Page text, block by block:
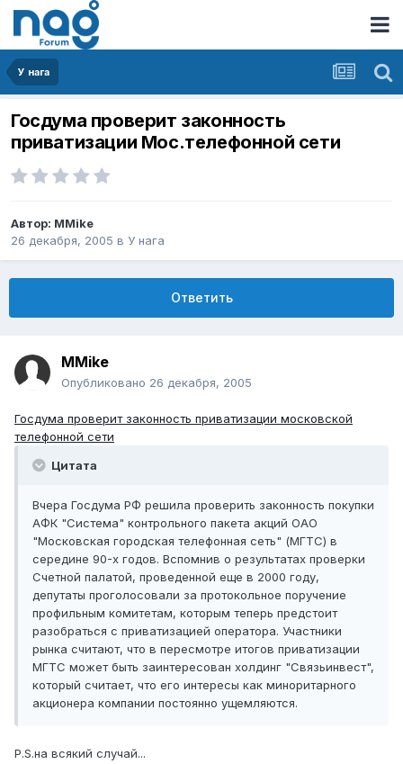
У нага
Госдума проверит законность
приватизации Мос.телефонной сети
Автор: MMike
26 декабря, 2005 в У нага
Ответить
MMike
Опубликовано 26 декабря, 2005
Госдума проверит законность приватизации московской
телефонной сети
Цитата
Вчера Госдума РФ решила проверить законность покупки
АФК "Система" контрольного пакета акций ОАО
"Московская городская телефонная сеть" (МГТС) в
середине 90-х годов. Вспомнив о результатах проверки
Счетной палатой, проведенной еще в 2000 году,
депутаты проголосовали за протокольное поручение
профильным комитетам, которым теперь предстоит
разобраться с приватизацией оператора. Участники
рынка считают, что в пересмотре итогов приватизации
МГТС может быть заинтересован холдинг "Связьинвест",
который считает, что его интересы как миноритарного
акционера компании постоянно ущемляются.
P.S.на всякий случай...